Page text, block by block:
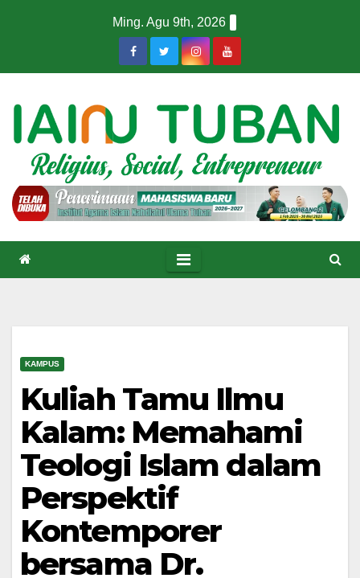
Ming. Agu 9th, 2026
KAMPUS
Kuliah Tamu Ilmu
Kalam: Memahami
Teologi Islam dalam
Perspektif
Kontemporer
bersama Dr.